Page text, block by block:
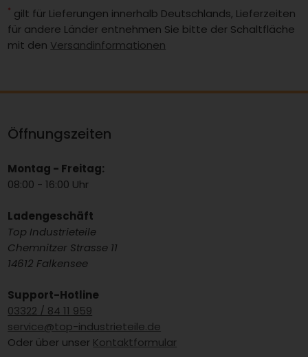
* gilt für Lieferungen innerhalb Deutschlands, Lieferzeiten
für andere Länder entnehmen Sie bitte der Schaltfläche
mit den Versandinformationen
Öffnungszeiten
Montag - Freitag:
08:00 - 16:00 Uhr
Ladengeschäft
Top Industrieteile
Chemnitzer Strasse 11
14612 Falkensee
Support-Hotline
03322 / 84 11 959
service@top-industrieteile.de
Oder über unser Kontaktformular